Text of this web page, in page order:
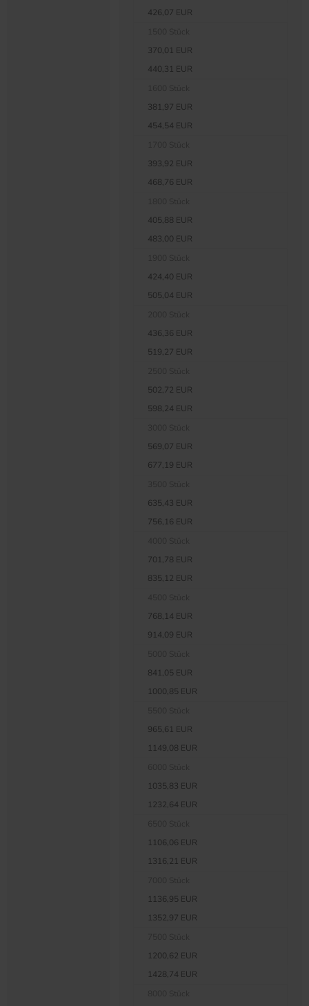
426,07 EUR
370,01 EUR
440,31 EUR
381,97 EUR
454,54 EUR
393,92 EUR
468,76 EUR
405,88 EUR
483,00 EUR
424,40 EUR
505,04 EUR
436,36 EUR
519,27 EUR
502,72 EUR
598,24 EUR
569,07 EUR
677,19 EUR
635,43 EUR
756,16 EUR
701,78 EUR
835,12 EUR
768,14 EUR
914,09 EUR
841,05 EUR
1000,85 EUR
965,61 EUR
1149,08 EUR
1035,83 EUR
1232,64 EUR
1106,06 EUR
1316,21 EUR
1136,95 EUR
1352,97 EUR
1200,62 EUR
1428,74 EUR